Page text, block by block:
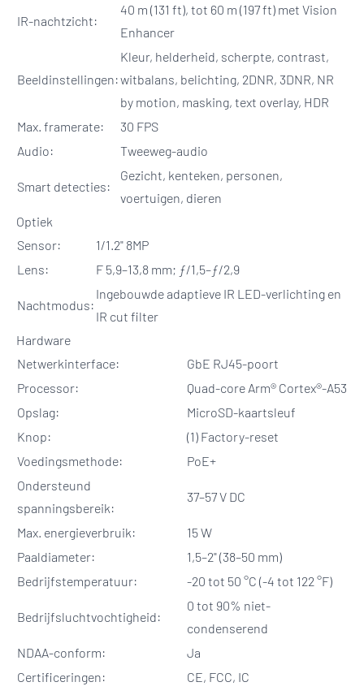
IR-nachtzicht:
40 m (131 ft), tot 60 m (197 ft) met Vision
Enhancer
Beeldinstellingen:
Kleur, helderheid, scherpte, contrast,
witbalans, belichting, 2DNR, 3DNR, NR
by motion, masking, text overlay, HDR
Max. framerate:
30 FPS
Audio:
Tweeweg-audio
Smart detecties:
Gezicht, kenteken, personen,
voertuigen, dieren
Optiek
Sensor:
1/1.2" 8MP
Lens:
F 5,9–13,8 mm; ƒ/1,5–ƒ/2,9
Nachtmodus:
Ingebouwde adaptieve IR LED-verlichting en
IR cut filter
Hardware
Netwerkinterface:
GbE RJ45-poort
Processor:
Quad-core Arm® Cortex®-A53
Opslag:
MicroSD-kaartsleuf
Knop:
(1) Factory-reset
Voedingsmethode:
PoE+
Ondersteund
spanningsbereik:
37–57 V DC
Max. energieverbruik:
15 W
Paaldiameter:
1,5–2" (38–50 mm)
Bedrijfstemperatuur:
-20 tot 50 °C (-4 tot 122 °F)
Bedrijfsluchtvochtigheid:
0 tot 90% niet-
condenserend
NDAA-conform:
Ja
Certificeringen:
CE, FCC, IC